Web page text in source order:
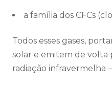
a família dos CFCs
Todos esses gases,
solar e emitem de volta
radiação infravermelha